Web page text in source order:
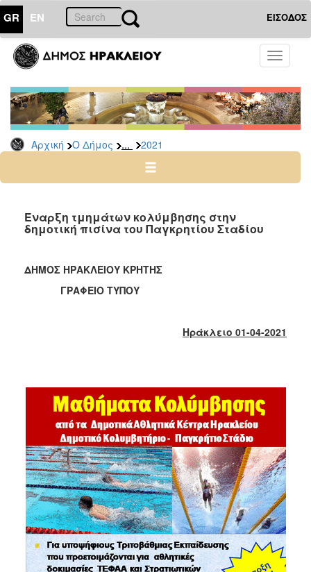
GR EN ΕΙΣΟΔΟΣ
Toggle
Αρχική Ο Δήμος ... 2021
ΔΗΜΟΣ
Δελτία
Τύπου
Αρχείο
2026
2024
2022
2020
2019
2013
2012
2011
2010
2006
ΤΟΠΟΣ
Έναρξη τμημάτων κολύμβησης στην
δημοτική πισίνα του Παγκρητίου Σταδίου
ΔΗΜΟΣ ΗΡΑΚΛΕΙΟΥ ΚΡΗΤΗΣ
ΓΡΑΦΕΙΟ ΤΥΠΟΥ
Ηράκλειο 01-04-2021